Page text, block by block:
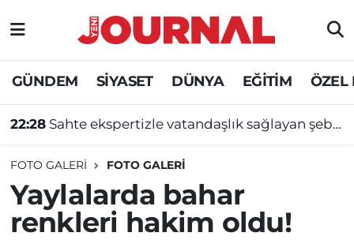
GÜNDEM SİYASET DÜNYA EĞİTİM ÖZEL
22:28 Sahte ekspertizle vatandaşlık sağlayan şebekeye operasyon
FOTO GALERI FOTO GALERİ
Yaylalarda bahar
renkleri hakim oldu!
GÜNDEM
SİYASET
DÜNYA
EĞİTİM
Nöbetçi Eczaneler
Hava Durumu
Süper Lig Puan Durumu ve Fikstür
Tüm Manşetler